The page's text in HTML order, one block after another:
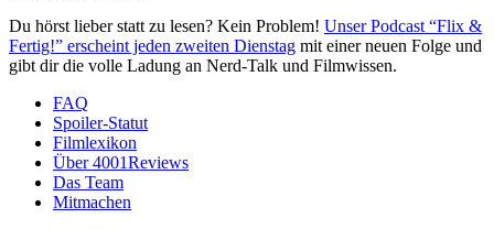
Du hörst lieber statt zu lesen? Kein Problem! Unser Podcast “Flix &
Fertig!” erscheint jeden zweiten Dienstag mit einer neuen Folge und
gibt dir die volle Ladung an Nerd-Talk und Filmwissen.
FAQ
Spoiler-Statut
Filmlexikon
Über 4001Reviews
Das Team
Mitmachen